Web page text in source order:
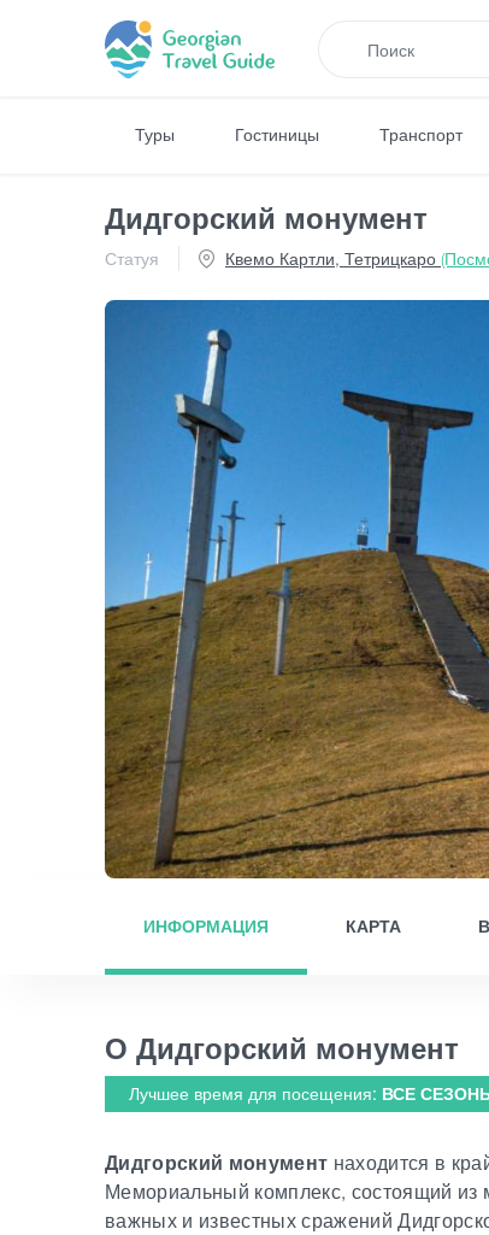
Туры Гостиницы Транспорт
Дидгорский монумент
Статуя Квемо Картли, Тетрицкаро
ИНФОРМАЦИЯ КАРТА
О Дидгорский монумент
Лучшее время для посещения: ВСЕ
Дидгорский монумент находится в
Мемориальный комплекс, состоящий из
важных и известных сражений